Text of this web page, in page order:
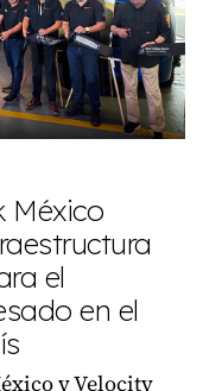
México
el
en el
y Velocity